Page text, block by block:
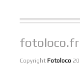
fotoloco.fr
Copyright Fotoloco